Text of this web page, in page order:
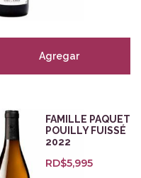
Agregar
FAMILLE PAQUET
POUILLY FUISSÉ
2022
RD$5,995